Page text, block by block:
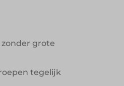
grote
tegelijk